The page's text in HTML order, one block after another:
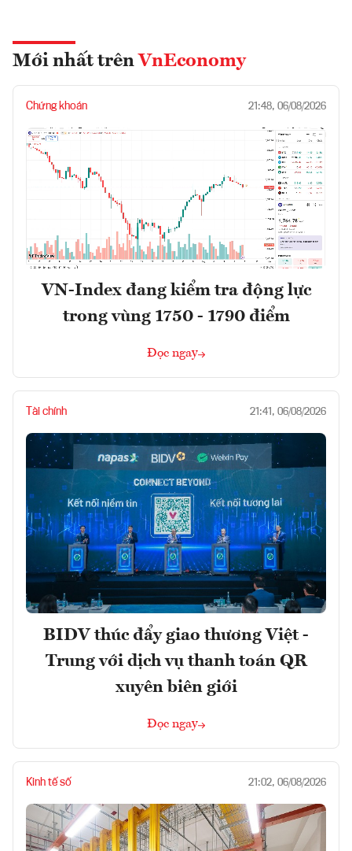
Mới nhất trên VnEconomy
Chứng khoán 21:48, 06/08/2026
VN-Index đang kiểm tra động lực
trong vùng 1750 - 1790 điểm
Đọc ngay
Tài chính 21:41, 06/08/2026
BIDV thúc đẩy giao thương Việt -
Trung với dịch vụ thanh toán QR
xuyên biên giới
Đọc ngay
Kinh tế số 21:02, 06/08/2026